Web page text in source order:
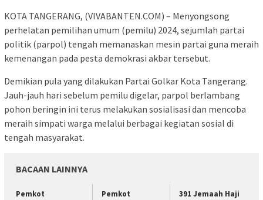
KOTA TANGERANG, (VIVABANTEN.COM) – Menyongsong
perhelatan pemilihan umum (pemilu) 2024, sejumlah partai
politik (parpol) tengah memanaskan mesin partai guna meraih
kemenangan pada pesta demokrasi akbar tersebut.
Demikian pula yang dilakukan Partai Golkar Kota Tangerang.
Jauh-jauh hari sebelum pemilu digelar, parpol berlambang
pohon beringin ini terus melakukan sosialisasi dan mencoba
meraih simpati warga melalui berbagai kegiatan sosial di
tengah masyarakat.
BACAAN LAINNYA
Pemkot
Pemkot
391 Jemaah Haji